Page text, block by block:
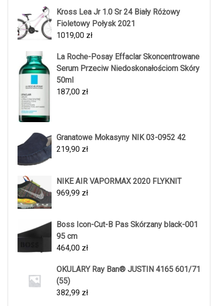
Kross Lea Jr 1.0 Sr 24 Biały Różowy
Fioletowy Połysk 2021
1019,00 zł
La Roche-Posay Effaclar Skoncentrowane
Serum Przeciw Niedoskonałościom Skóry
50ml
187,00 zł
Granatowe Mokasyny NIK 03-0952 42
219,90 zł
NIKE AIR VAPORMAX 2020 FLYKNIT
969,99 zł
Boss Icon-Cut-B Pas Skórzany black-001
95 cm
464,00 zł
OKULARY Ray Ban® JUSTIN 4165 601/71
(55)
382,99 zł